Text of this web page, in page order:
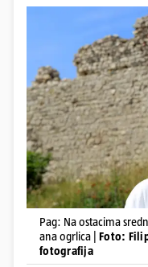
Pag: Na ostacima
ana ogrlica | Foto:
fotografija